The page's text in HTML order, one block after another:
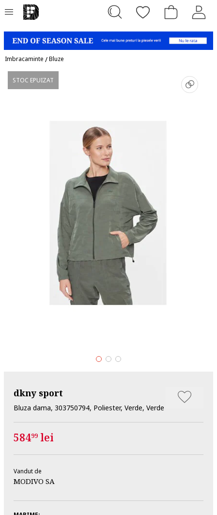
Imbracaminte /Bluze
STOC EPUIZAT
dkny sport
Bluza dama, 303750794, Poliester, Verde, Verde
58499 lei
Vandut de
MODIVO SA